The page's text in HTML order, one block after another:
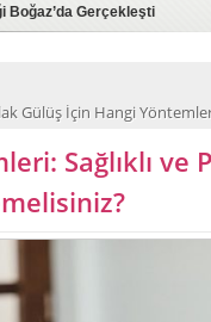
Boğaz’da Gerçekleşti
Gülüş İçin Hangi
Sağlıklı ve